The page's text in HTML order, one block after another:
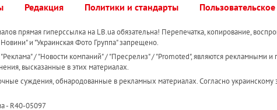
Редакция Политики и стандарты
прямая гиперссылка на LB.ua обязательна! Перепечатка, копирование,
и "Украинская Фото Группа" запрещено.
/ "Новости компаний" / "Пресрелиз" / "Promoted", являются рекламными и
высказанные в этих материалах.
суждения, обнародованные в рекламных материалах. Согласно украинскому
- R40-05097